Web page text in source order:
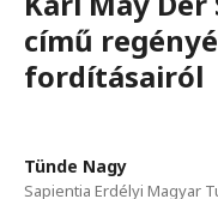
című
fordításairól
Tünde Nagy
Sapientia Erdélyi Magyar